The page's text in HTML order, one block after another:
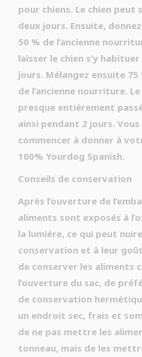
pour chiens. Le chien peut
deux jours. Ensuite,
50 % de l’ancienne
laisser le chien s’y
jours. Mélangez ensuite
de l’ancienne nourriture.
presque entièrement
ainsi pendant 2 jours.
commencer à donner à
100% Yourdog Spanish.
Conseils de conservation
Après l’ouverture de
aliments sont exposés à
la lumière, ce qui peut
conservation et à leur
de conserver les aliments
l’ouverture du sac, de
de conservation
un endroit sec, frais et
de ne pas mettre les
tonneau, mais de les